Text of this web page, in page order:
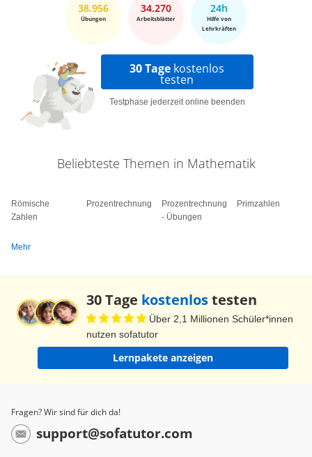
38.956
Übungen
34.270
Arbeitsblätter
24h
Hilfe von
Lehrkräften
30 Tage kostenlos
testen
Testphase jederzeit online beenden
Beliebteste Themen in Mathematik
Römische
Zahlen
Prozentrechnung
Prozentrechnung
- Übungen
Primzahlen
Mehr
30 Tage kostenlostesten
Über 2,1 Millionen Schüler*innen
nutzen sofatutor
Lernpakete anzeigen
Fragen? Wir sind für dich da!
support@sofatutor.com